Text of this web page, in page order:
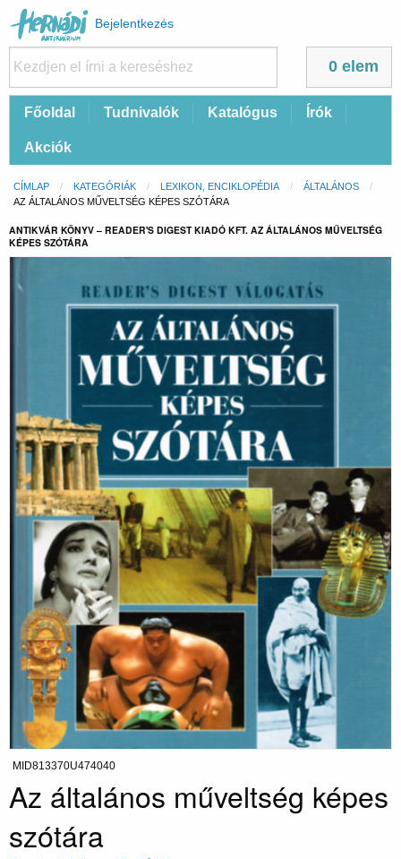
Felhasználói
fiók
menüje
Bejelentkezés
0 elem
FőFőoldal Tudnivalók Katalógus Írók
Akciók
Morzsa
CÍMLAP KATEGÓRIÁK LEXIKON, ENCIKLOPÉDIA
ÁLTALÁNOS
CURRENT:
AZ ÁLTALÁNOS MŰVELTSÉG KÉPES SZÓTÁRA
ANTIKVÁR KÖNYV – READER'S DIGEST KIADÓ KFT. AZ ÁLTALÁNOS MŰVELTSÉG
KÉPES SZÓTÁRA
MID813370U474040
Az általános műveltség képes
szótára